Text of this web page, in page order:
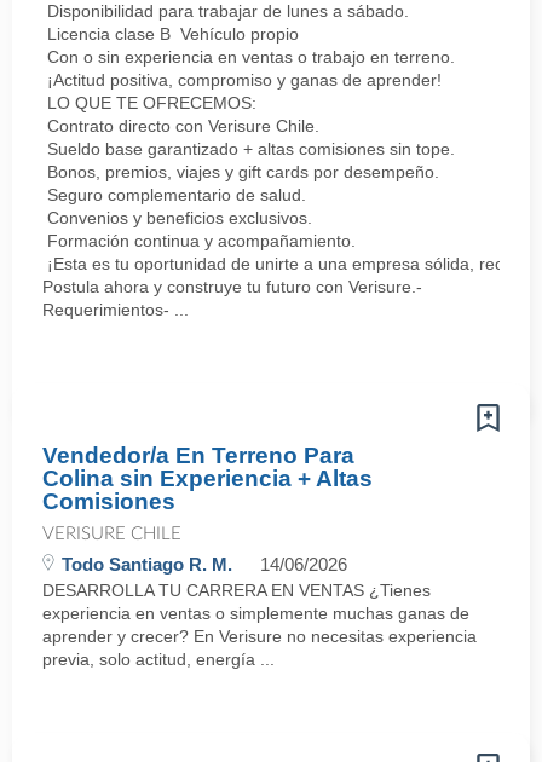
Disponibilidad para trabajar de lunes a sábado.
Licencia clase B Vehículo propio
Con o sin experiencia en ventas o trabajo en terreno.
¡Actitud positiva, compromiso y ganas de aprender!
LO QUE TE OFRECEMOS:
Contrato directo con Verisure Chile.
Sueldo base garantizado + altas comisiones sin tope.
Bonos, premios, viajes y gift cards por desempeño.
Seguro complementario de salud.
Convenios y beneficios exclusivos.
Formación continua y acompañamiento.
¡Esta es tu oportunidad de unirte a una empresa sólida,
Postula ahora y construye tu futuro con Verisure.-
Requerimientos- ...
Vendedor/a En Terreno Para
Colina sin Experiencia + Altas
Comisiones
VERISURE CHILE
Todo Santiago R. M. 14/06/2026
DESARROLLA TU CARRERA EN VENTAS ¿Tienes
experiencia en ventas o simplemente muchas ganas de
aprender y crecer? En Verisure no necesitas experiencia
previa, solo actitud, energía ...